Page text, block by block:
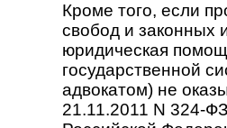
Кроме того, если
свобод и законных
юридическая
государственной
адвокатом) не
21.11.2011 N 324-